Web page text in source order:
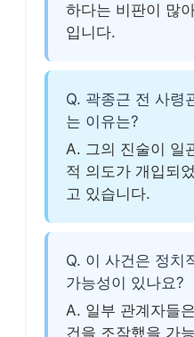
하다는 비판이 많
입니다.
Q. 곽종근 전 사령
는 이유는?
A. 그의 진술이 일
적 의도가 개입되
고 있습니다.
Q. 이 사건은 정치
가능성이 있나요?
A. 일부 관계자들
건을 조작했을 가